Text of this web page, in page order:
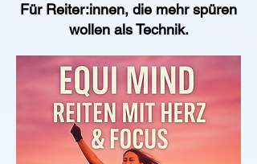
Für Reiter:innen, die mehr spüren
wollen als Technik.